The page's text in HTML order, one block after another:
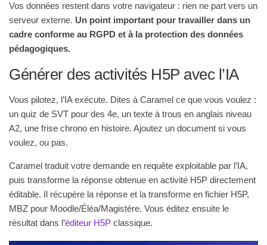
Vos données restent dans votre navigateur : rien ne part vers un
serveur externe. Un point important pour travailler dans un
cadre conforme au RGPD et à la protection des données
pédagogiques.
Générer des activités H5P avec l’IA
Vous pilotez, l’IA exécute. Dites à Caramel ce que vous voulez :
un quiz de SVT pour des 4e, un texte à trous en anglais niveau
A2, une frise chrono en histoire. Ajoutez un document si vous
voulez, ou pas.
Caramel traduit votre demande en requête exploitable par l’IA,
puis transforme la réponse obtenue en activité H5P directement
éditable. Il récupère la réponse et la transforme en fichier H5P,
MBZ pour Moodle/Éléa/Magistère. Vous éditez ensuite le
résultat dans l’éditeur H5P classique.